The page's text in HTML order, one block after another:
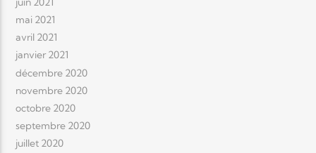
mai 2021
avril 2021
janvier 2021
décembre 2020
novembre 2020
octobre 2020
septembre 2020
juillet 2020